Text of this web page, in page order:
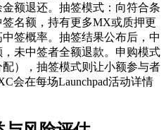
额退还。抽签模式：向符合条
名额，持有更多MX或质押更
签概率。抽签结果公布后，中
未中签者全额退款。申购模式
），抽签模式则让小额参与者
会在每场Launchpad活动详情